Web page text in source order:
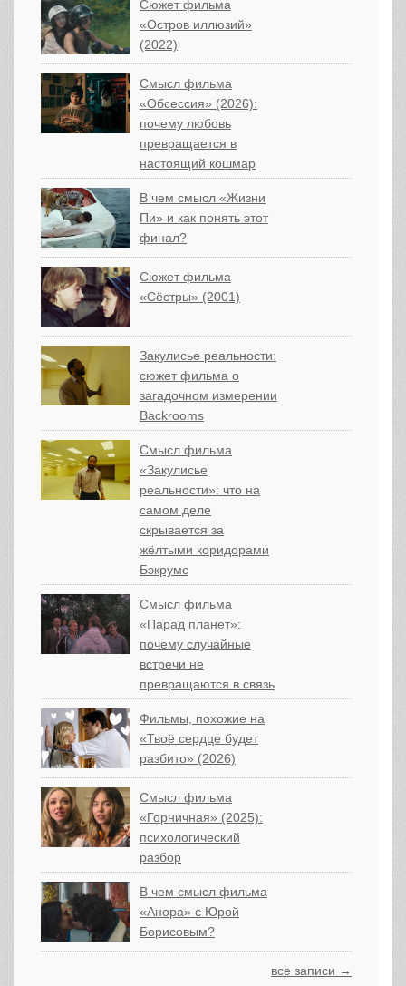
Сюжет фильма
«Остров иллюзий»
(2022)
Смысл фильма
«Обсессия» (2026):
почему любовь
превращается в
настоящий кошмар
В чем смысл «Жизни
Пи» и как понять этот
финал?
Сюжет фильма
«Сёстры» (2001)
Закулисье реальности:
сюжет фильма о
загадочном измерении
Backrooms
Смысл фильма
«Закулисье
реальности»: что на
самом деле
скрывается за
жёлтыми коридорами
Бэкрумс
Смысл фильма
«Парад планет»:
почему случайные
встречи не
превращаются в связь
Фильмы, похожие на
«Твоё сердце будет
разбито» (2026)
Смысл фильма
«Горничная» (2025):
психологический
разбор
В чем смысл фильма
«Анора» с Юрой
Борисовым?
все записи →